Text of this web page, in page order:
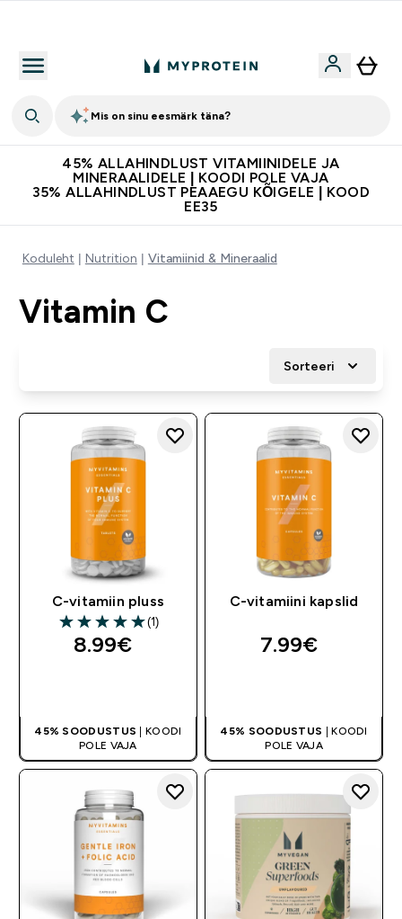
Mis on sinu eesmärk täna?
45% ALLAHINDLUST VITAMIINIDELE JA
MINERAALIDELE | KOODI POLE VAJA
35% ALLAHINDLUST PEAAEGU KÕIGELE | KOOD
EE35
Koduleht Nutrition Vitamiinid & Mineraalid
Vitamin C
Sorteeri
C-vitamiin pluss
5 out of 5 stars
(1)
8.99€‎
45% SOODUSTUS | KOODI
POLE VAJA
C-vitamiini kapslid
7.99€‎
45% SOODUSTUS | KOODI
POLE VAJA